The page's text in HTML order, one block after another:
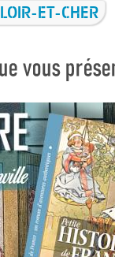
LOIR-ET-CHER